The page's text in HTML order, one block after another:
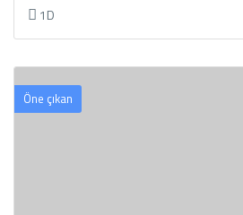
1D
Öne çıkan